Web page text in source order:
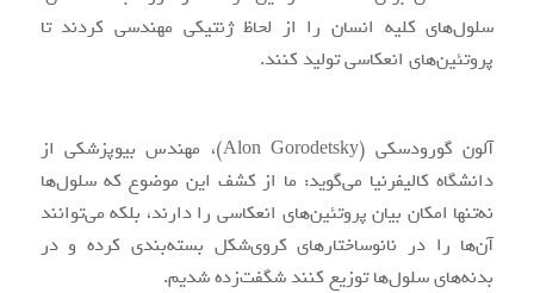
سلول‌های کلیه انسان را از لحاظ ژنتیکی مهندسی کردند تا
پروتئین‌های انعکاسی تولید کنند.
آلون گورودسکی (Alon Gorodetsky)، مهندس بیوپزشکی از
دانشگاه کالیفرنیا می‌گوید: ما از کشف این موضوع که سلول‌ها
نه‌تنها امکان بیان پروتئین‌های انعکاسی را دارند، بلکه می‌توانند
آن‌ها را در نانوساختارهای کروی‌شکل بسته‌بندی کرده و در
بدنه‌های سلول‌ها توزیع کنند شگفت‌زده شدیم.